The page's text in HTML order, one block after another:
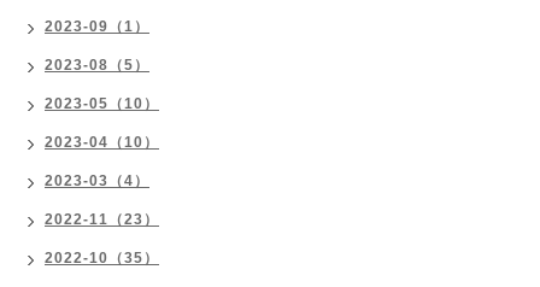
2023-09（1）
2023-08（5）
2023-05（10）
2023-04（10）
2023-03（4）
2022-11（23）
2022-10（35）